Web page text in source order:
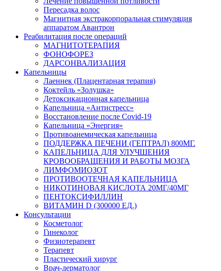
Пересадка волос
Магнитная экстракорпоральная стимуляция
аппаратом Авантрон
Реабилитация после операций
МАГНИТОТЕРАПИЯ
ФОНОФОРЕЗ
ДАРСОНВАЛИЗАЦИЯ
Капельницы
Лаеннек (Плацентарная терапия)
Коктейль «Золушка»
Детоксикационная капельница
Капельница «Антистресс»
Восстановление после Covid-19
Капельница «Энергия»
Противоанемическая капельница
ПОДДЕРЖКА ПЕЧЕНИ (ГЕПТРАЛ) 800МГ.
КАПЕЛЬНИЦА ДЛЯ УЛУЧШЕНИЯ
КРОВООБРАЩЕНИЯ И РАБОТЫ МОЗГА
ЛИМФОМИОЗОТ
ПРОТИВООТЕЧНАЯ КАПЕЛЬНИЦА
НИКОТИНОВАЯ КИСЛОТА 20МГ/40МГ
ПЕНТОКСИФИЛЛИН
ВИТАМИН D (300000 ЕД.)
Консультации
Косметолог
Гинеколог
Физиотерапевт
Терапевт
Пластический хирург
Врач-дерматолог